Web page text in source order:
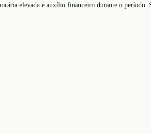
elevada e auxílio financeiro durante o período.